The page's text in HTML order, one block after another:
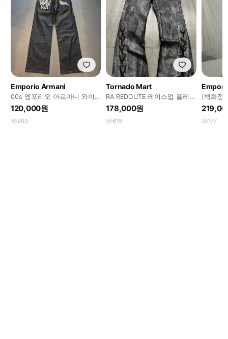
Emporio Armani
00s 엠포리오 아르마니 와이
드 핏 데님 팬츠
120,000원
209
Tornado Mart
RA REDOUTE 레이스업 플레어
진
178,000원
619
(백화점
와이드
177